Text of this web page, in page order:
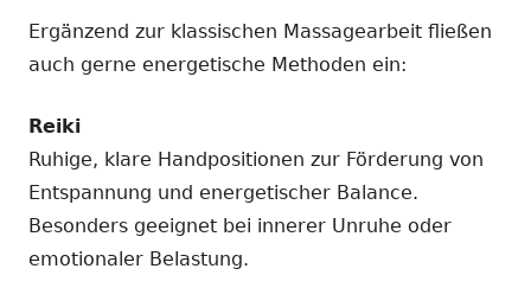
Ergänzend zur klassischen Massagearbeit fließen
auch gerne energetische Methoden ein:
Reiki
Ruhige, klare Handpositionen zur Förderung von
Entspannung und energetischer Balance.
Besonders geeignet bei innerer Unruhe oder
emotionaler Belastung.